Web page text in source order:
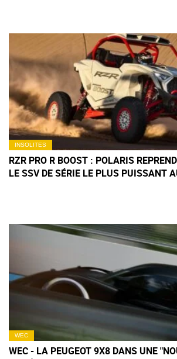
INSOLITES
RZR PRO R BOOST : POLARIS
LE SSV DE SÉRIE LE PLUS PUISSANT
WEC
WEC - LA PEUGEOT 9X8 DANS UNE